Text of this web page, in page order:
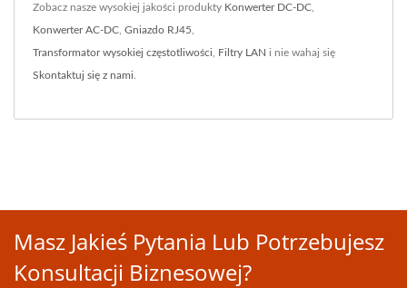
Zobacz nasze wysokiej jakości produkty Konwerter DC-DC
Konwerter AC-DC Gniazdo RJ45
Transformator wysokiej częstotliwości Filtry LAN i nie wahaj się
Skontaktuj się z nami
Masz Jakieś Pytania Lub Potrzebujesz
Konsultacji Biznesowej?